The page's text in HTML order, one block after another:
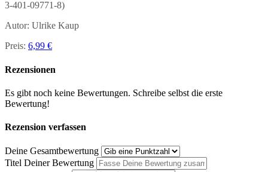
3-401-09771-8)
Autor: Ulrike Kaup
Preis: 6,99 €
Rezensionen
Es gibt noch keine Bewertungen. Schreibe selbst die erste
Bewertung!
Rezension verfassen
Deine Gesamtbewertung
Titel Deiner Bewertung